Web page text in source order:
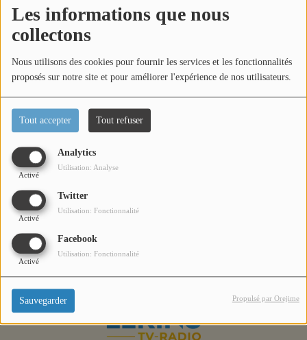
Les informations que nous
collectons
Nous utilisons des cookies pour fournir les services et les fonctionnalités
proposés sur notre site et pour améliorer l'expérience de nos utilisateurs.
Tout accepter Tout refuser
Analytics
Activé
Utilisation: Analyse
Twitter
Activé
Utilisation: Fonctionnalité
Facebook
Activé
Utilisation: Fonctionnalité
Sauvegarder Propulsé par Orejime
Emissions TV
Diffusions
Jeu concours
Contactez-nous
Retour en images sur le DDA 2024 avec Cannes is up à
Cannes.